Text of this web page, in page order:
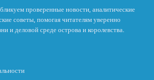
проверенные новости, аналитические
советы, помогая читателям уверенно
и деловой среде острова и королевства.